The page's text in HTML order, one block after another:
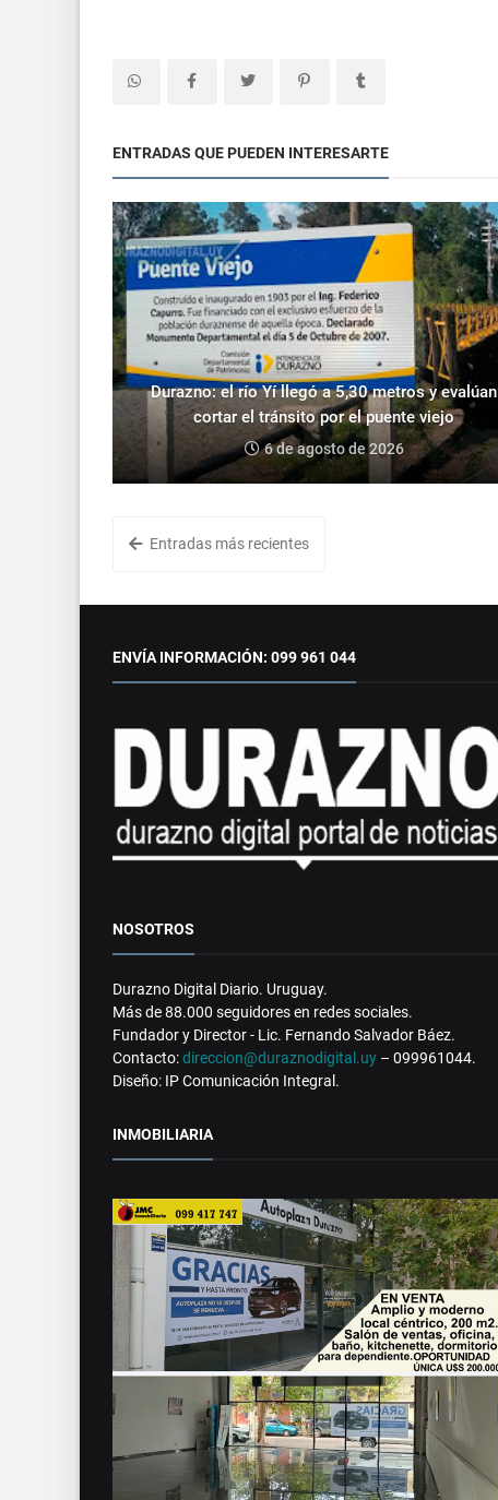
ENTRADAS QUE PUEDEN INTERESARTE
Durazno: el río Yí llegó a 5,30 metros y evalúan
cortar el tránsito por el puente viejo
6 de agosto de 2026
Entradas más recientes
ENVÍA INFORMACIÓN: 099 961 044
NOSOTROS
Durazno Digital Diario. Uruguay.
Más de 88.000 seguidores en redes sociales.
Fundador y Director - Lic. Fernando Salvador Báez.
Contacto:direccion@duraznodigital.uy – 099961044.
Diseño: IP Comunicación Integral.
INMOBILIARIA